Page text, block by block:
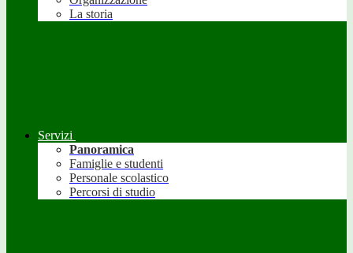
La storia
Servizi
Panoramica
Famiglie e studenti
Personale scolastico
Percorsi di studio